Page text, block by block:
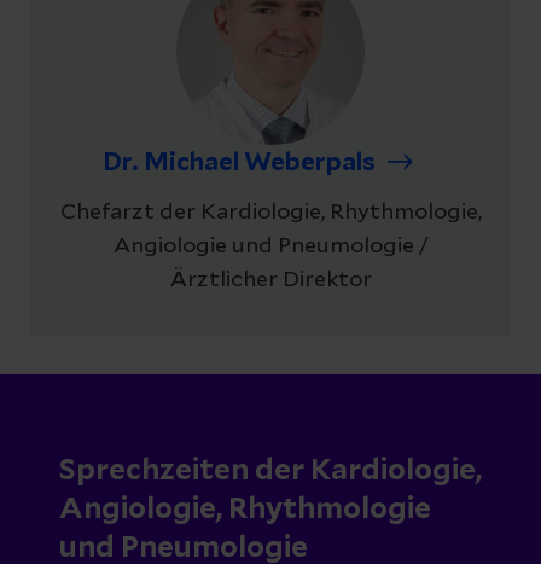
Dr. Michael Weberpals
Chefarzt der Kardiologie, Rhythmologie,
Angiologie und Pneumologie /
Ärztlicher Direktor
Sprechzeiten der Kardiologie,
Angiologie, Rhythmologie
und Pneumologie